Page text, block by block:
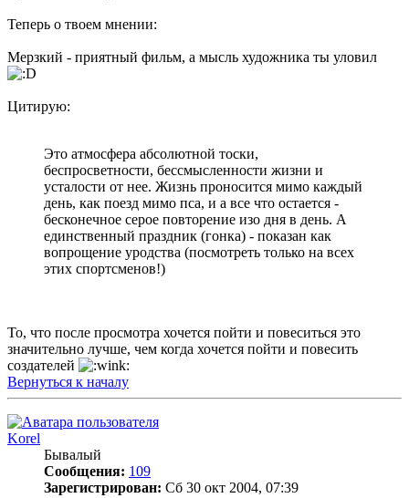
Теперь о твоем мнении:
Мерзкий - приятный фильм, а мысль художника ты уловил
Цитирую:
Это атмосфера абсолютной тоски,
беспросветности, бессмысленности жизни и
усталости от нее. Жизнь проносится мимо каждый
день, как поезд мимо пса, и а все что остается -
бесконечное серое повторение изо дня в день. А
единственный праздник (гонка) - показан как
вопрощение уродства (посмотреть только на всех
этих спортсменов!)
То, что после просмотра хочется пойти и повеситься это
значительно лучше, чем когда хочется пойти и повесить
создателей
Вернуться к началу
Korel
Бывалый
Сообщения: 109
Зарегистрирован: Сб 30 окт 2004, 07:39